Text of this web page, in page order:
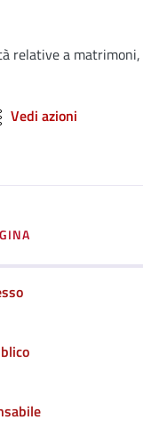
relative a
Vedi azioni